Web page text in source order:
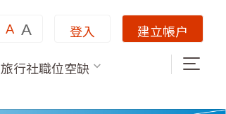
A A 登入 建立帳户
旅行社職位空缺